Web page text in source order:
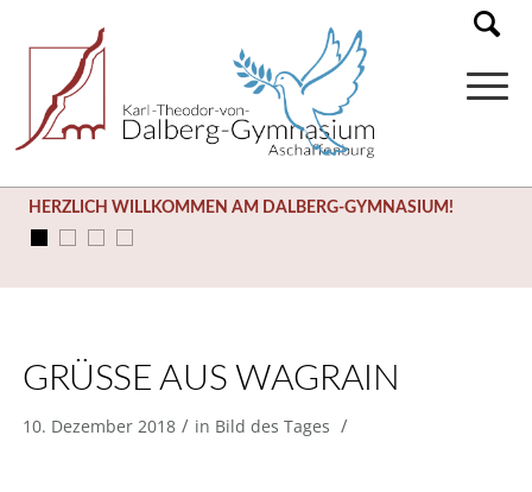
HERZLICH WILLKOMMEN AM DALBERG-GYMNASIUM!
GRÜSSE AUS WAGRAIN
10. Dezember 2018 / in Bild des Tages /